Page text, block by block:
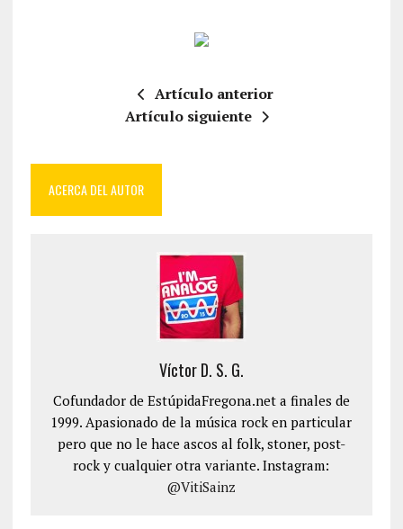
Artículo anterior
Artículo siguiente
ACERCA DEL AUTOR
Víctor D. S. G.
Cofundador de EstúpidaFregona.net a finales de
1999. Apasionado de la música rock en particular
pero que no le hace ascos al folk, stoner, post-
rock y cualquier otra variante. Instagram:
@VitiSainz